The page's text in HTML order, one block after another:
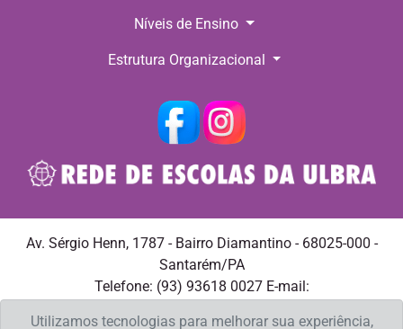
Níveis de Ensino
Estrutura Organizacional
Av. Sérgio Henn, 1787 - Bairro Diamantino - 68025-000 -
Santarém/PA
Telefone: (93) 93618 0027 E-mail:
Utilizamos tecnologias para melhorar sua experiência,